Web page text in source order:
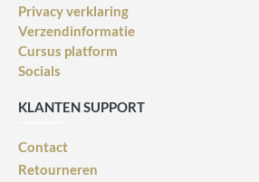
Privacy verklaring
Verzendinformatie
Cursus platform
Socials
KLANTEN SUPPORT
Contact
Retourneren